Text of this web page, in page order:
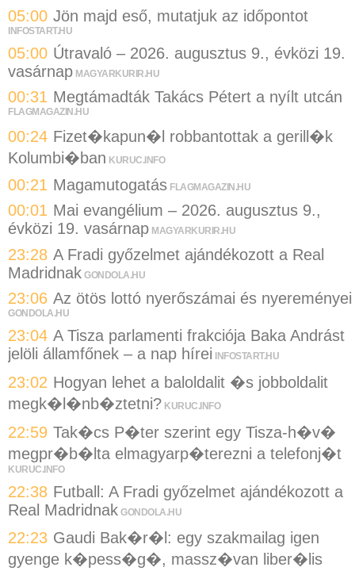
05:00 Jön majd eső, mutatjuk az időpontot
INFOSTART.HU
05:00 Útravaló – 2026. augusztus 9., évközi 19.
vasárnap MAGYARKURIR.HU
00:31 Megtámadták Takács Pétert a nyílt utcán
FLAGMAGAZIN.HU
00:24 Fizet�kapun�l robbantottak a gerill�k
Kolumbi�ban KURUC.INFO
00:21 Magamutogatás FLAGMAGAZIN.HU
00:01 Mai evangélium – 2026. augusztus 9.,
évközi 19. vasárnap MAGYARKURIR.HU
23:28 A Fradi győzelmet ajándékozott a Real
Madridnak GONDOLA.HU
23:06 Az ötös lottó nyerőszámai és nyereményei
GONDOLA.HU
23:04 A Tisza parlamenti frakciója Baka Andrást
jelöli államfőnek – a nap hírei
INFOSTART.HU
23:02 Hogyan lehet a baloldalit �s jobboldalit
megk�l�nb�ztetni? KURUC.INFO
22:59 Tak�cs P�ter szerint egy Tisza-h�v�
megpr�b�lta elmagyarp�terezni a telefonj�t
KURUC.INFO
22:38 Futball: A Fradi győzelmet ajándékozott a
Real Madridnak GONDOLA.HU
22:23 Gaudi Bak�r�l: egy szakmailag igen
gyenge k�pess�g�, massz�van liber�lis